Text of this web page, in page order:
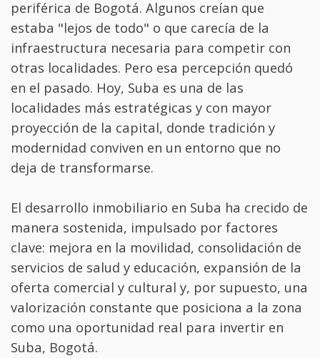
periférica de Bogotá. Algunos creían que
estaba "lejos de todo" o que carecía de la
infraestructura necesaria para competir con
otras localidades. Pero esa percepción quedó
en el pasado. Hoy, Suba es una de las
localidades más estratégicas y con mayor
proyección de la capital, donde tradición y
modernidad conviven en un entorno que no
deja de transformarse.
El desarrollo inmobiliario en Suba ha crecido de
manera sostenida, impulsado por factores
clave: mejora en la movilidad, consolidación de
servicios de salud y educación, expansión de la
oferta comercial y cultural y, por supuesto, una
valorización constante que posiciona a la zona
como una oportunidad real para invertir en
Suba, Bogotá.